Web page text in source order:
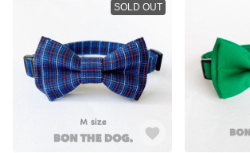
SOLD OUT